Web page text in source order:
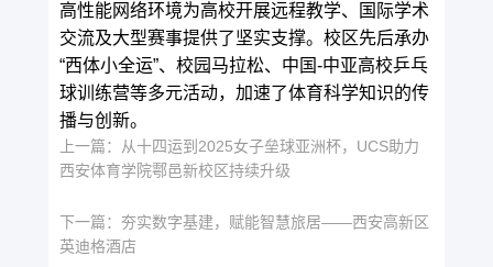
高性能网络环境为高校开展远程教学、国际学术
交流及大型赛事提供了坚实支撑。校区先后承办
“西体小全运”、校园马拉松、中国‑中亚高校乒乓
球训练营等多元活动，加速了体育科学知识的传
播与创新。
上一篇： 从十四运到2025女子垒球亚洲杯，UCS助力
西安体育学院鄠邑新校区持续升级
下一篇： 夯实数字基建，赋能智慧旅居——西安高新区
英迪格酒店